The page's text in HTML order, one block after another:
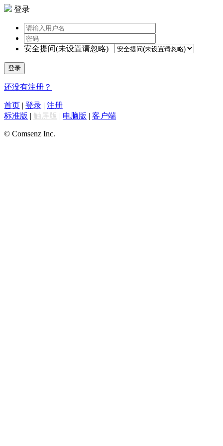
登录
安全提问(未设置请忽略)
登录
还没有注册？
首页 | 登录 | 注册
标准版 | 触屏版 | 电脑版 | 客户端
© Comsenz Inc.